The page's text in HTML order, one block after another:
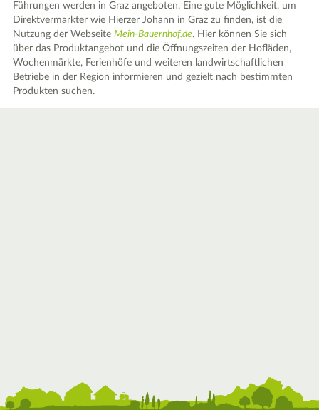
Führungen werden in Graz angeboten. Eine gute Möglichkeit, um
Direktvermarkter wie Hierzer Johann in Graz zu finden, ist die
Nutzung der WebseiteMein-Bauernhof.de. Hier können Sie sich
über das Produktangebot und die Öffnungszeiten der Hofläden,
Wochenmärkte, Ferienhöfe und weiteren landwirtschaftlichen
Betriebe in der Region informieren und gezielt nach bestimmten
Produkten suchen.